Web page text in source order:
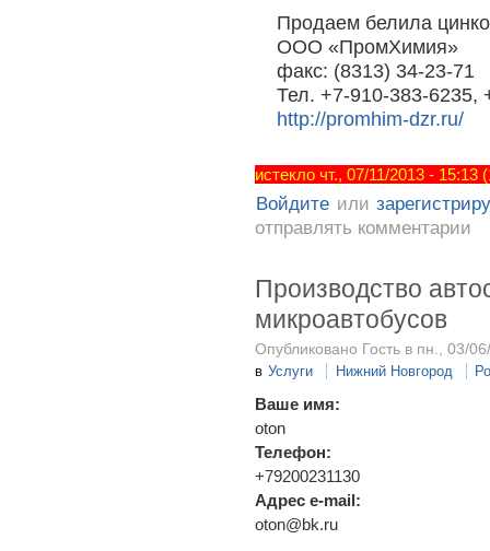
Продаем белила
ООО «ПромХимия»
факс: (8313) 34-23-71
Тел. +7-910-383-6235,
http://promhim-dzr.ru/
истекло чт., 07/11/2013 -
Войдите или
отправлять комментарии
Производство
микроавтобусов
Опубликовано Гость в пн., 03/
в Услуги Нижний Новгород
Ваше имя:
oton
Телефон:
+79200231130
Адрес e-mail:
oton@bk.ru